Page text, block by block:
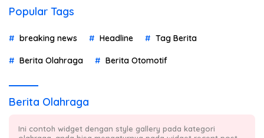
Popular Tags
breaking news Headline Tag Berita
Berita Olahraga Berita Otomotif
Berita Olahraga
Ini contoh widget dengan style gallery pada kategori